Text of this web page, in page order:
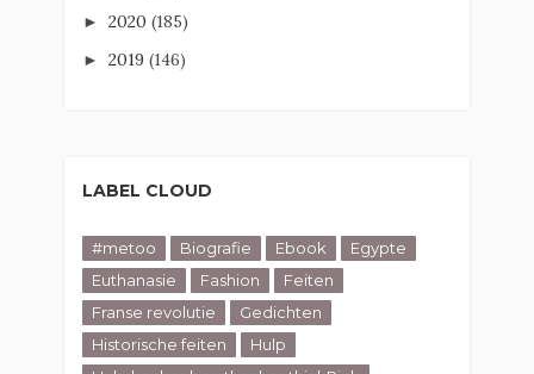
► 2020 (185)
► 2019 (146)
LABEL CLOUD
#metoo Biografie Ebook
Egypte
Euthanasie
Fashion
Feiten
Franse revolutie
Gedichten
Historische feiten
Hulp